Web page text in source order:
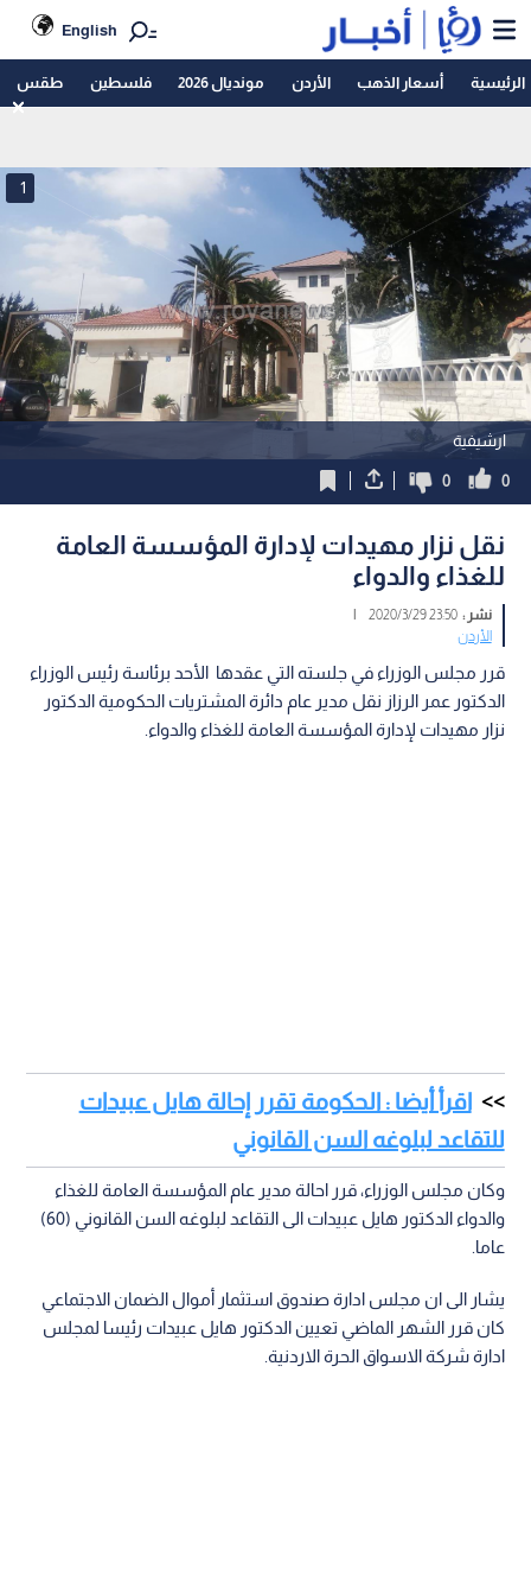
English
الرئيسية أسعار الذهب الأردن مونديال 2026 فلسطين طقس
ارشيفية
1
0
0
نقل نزار مهيدات لإدارة المؤسسة العامة
للغذاء والدواء
نشر :23:50 2020/3/29
|
الأردن
قرر مجلس الوزراء في جلسته التي عقدها الأحد برئاسة رئيس الوزراء
الدكتور عمر الرزاز نقل مدير عام دائرة المشتريات الحكومية الدكتور
نزار مهيدات لإدارة المؤسسة العامة للغذاء والدواء.
اقرأ أيضا : الحكومة تقرر إحالة هايل عبيدات
للتقاعد لبلوغه السن القانوني
وكان مجلس الوزراء، قرر احالة مدير عام المؤسسة العامة للغذاء
والدواء الدكتور هايل عبيدات الى التقاعد لبلوغه السن القانوني (60)
عاما.
يشار الى ان مجلس ادارة صندوق استثمار أموال الضمان الاجتماعي
كان قرر الشهر الماضي تعيين الدكتور هايل عبيدات رئيسا لمجلس
ادارة شركة الاسواق الحرة الاردنية.